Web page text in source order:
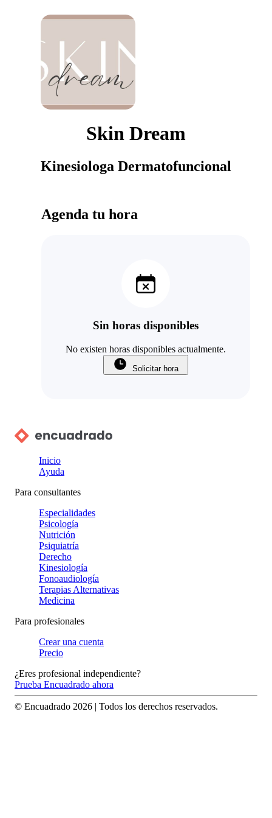
Skin Dream
Kinesiologa Dermatofuncional
Agenda tu hora
Sin horas disponibles
No existen horas disponibles actualmente.
Solicitar hora
Inicio
Ayuda
Para consultantes
Especialidades
Psicología
Nutrición
Psiquiatría
Derecho
Kinesiología
Fonoaudiología
Terapias Alternativas
Medicina
Para profesionales
Crear una cuenta
Precio
¿Eres profesional independiente?
Prueba Encuadrado ahora
© Encuadrado 2026 | Todos los derechos reservados.